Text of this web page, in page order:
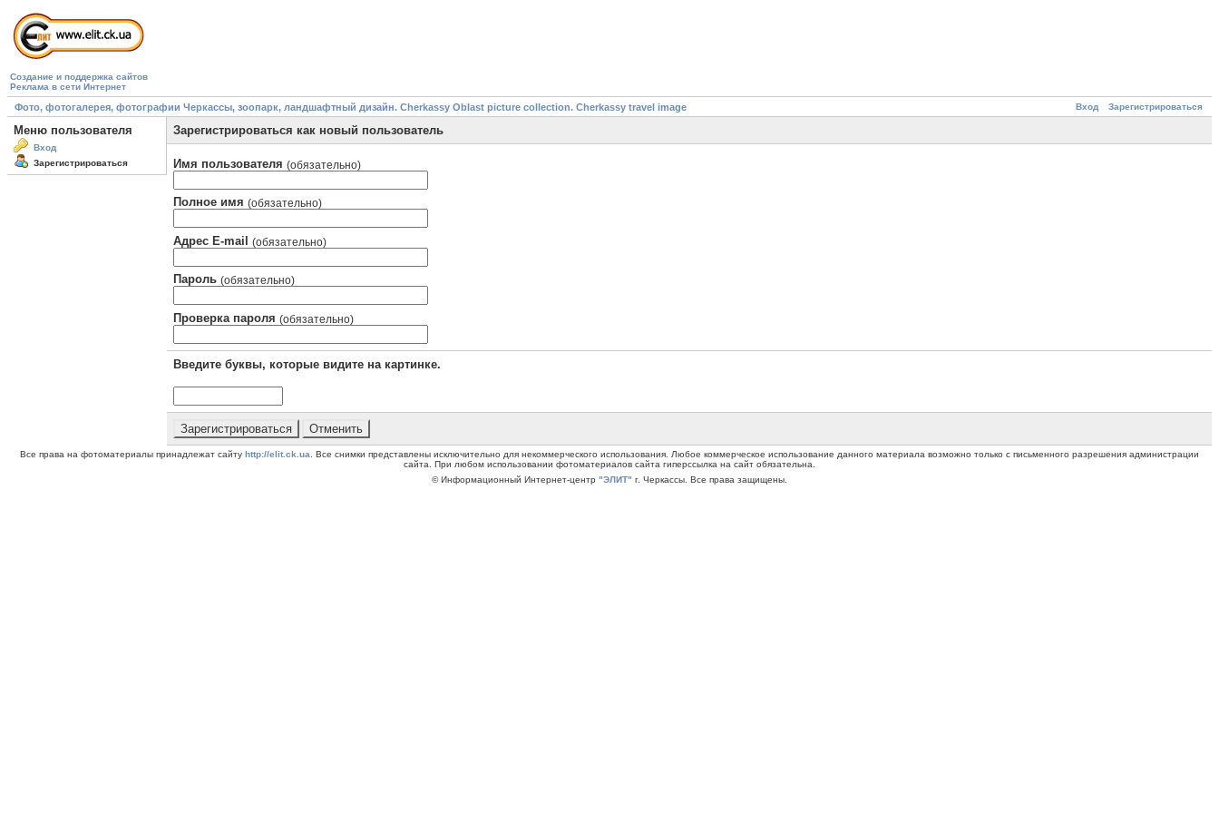
Создание и поддержка сайтов
Реклама в сети Интернет
Вход
Зарегистрироваться
Фото, фотогалерея, фотографии Черкассы, зоопарк, ландшафтный дизайн. Cherkassy Oblast picture collection. Cherkassy travel image
Меню пользователя
Вход
Зарегистрироваться
Зарегистрироваться как новый пользователь
Имя пользователя (обязательно)
Полное имя (обязательно)
Адрес E-mail (обязательно)
Пароль (обязательно)
Проверка пароля (обязательно)
Введите буквы, которые видите на картинке.
Все права на фотоматериалы принадлежат сайту http://elit.ck.ua . Все снимки представлены исключительно для некоммерческого использования. Любое коммерческое использование данного материала возможно только с письменного разрешения администрации
сайта. При любом использовании фотоматериалов сайта гиперссылка на сайт обязательна.
© Информационный Интернет-центр "ЭЛИТ" г. Черкассы. Все права защищены.